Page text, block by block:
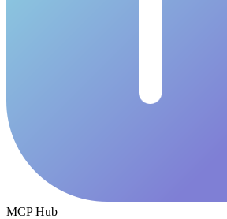
MCP Hub